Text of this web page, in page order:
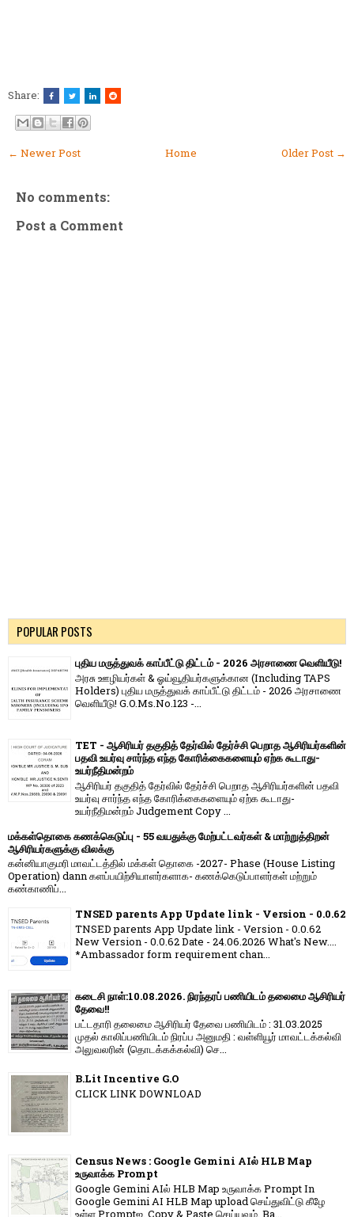
Share:
← Newer Post Older Post →
Home
No comments:
Post a Comment
POPULAR POSTS
புதிய மருத்துவக் காப்பீட்டு திட்டம் - 2026 அரசாணை வெளியீடு!
அரசு ஊழியர்கள் & ஓய்வூதியர்களுக்கான (Including TAPS
Holders) புதிய மருத்துவக் காப்பீட்டு திட்டம் - 2026 அரசாணை
வெளியீடு! G.O.Ms.No.123 -...
TET - ஆசிரியர் தகுதித் தேர்வில் தேர்ச்சி பெறாத ஆசிரியர்களின்
பதவி உயர்வு சார்ந்த எந்த கோரிக்கைகளையும் ஏற்க கூடாது-
உயர்நீதிமன்றம்
ஆசிரியர் தகுதித் தேர்வில் தேர்ச்சி பெறாத ஆசிரியர்களின் பதவி
உயர்வு சார்ந்த எந்த கோரிக்கைகளையும் ஏற்க கூடாது-
உயர்நீதிமன்றம் Judgement Copy ...
மக்கள்தொகை கணக்கெடுப்பு - 55 வயதுக்கு மேற்பட்டவர்கள் & மாற்றுத்திறன்
ஆசிரியர்களுக்கு விலக்கு
கன்னியாகுமரி மாவட்டத்தில் மக்கள் தொகை -2027- Phase (House Listing
Operation) dann களப்பயிற்சியாளர்களாக- கணக்கெடுப்பாளர்கள் மற்றும்
கண்காணிப்...
TNSED parents App Update link - Version - 0.0.62
TNSED parents App Update link - Version - 0.0.62
New Version - 0.0.62 Date - 24.06.2026 What's New....
*Ambassador form requirement chan...
கடைசி நாள்:10.08.2026. நிரந்தரப் பணியிடம் தலைமை ஆசிரியர்
தேவை!!
பட்டதாரி தலைமை ஆசிரியர் தேவை பணியிடம் : 31.03.2025
முதல் காலிப்பணியிடம் நிரப்ப அனுமதி : வள்ளியூர் மாவட்டக்கல்வி
அலுவலரின் (தொடக்கக்கல்வி) செ...
B.Lit Incentive G.O
CLICK LINK DOWNLOAD
Census News : Google Gemini AIல் HLB Map
உருவாக்க Prompt
Google Gemini AIல் HLB Map உருவாக்க Prompt In
Google Gemini AI HLB Map upload செய்துவிட்டு கீழே
உள்ள Promptஐ, Copy & Paste செய்யவும். Ba...